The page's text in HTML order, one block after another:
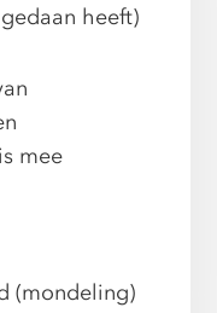
heeft)
mee
(mondeling)